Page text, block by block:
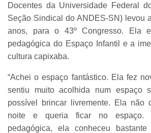
Docentes da Universidade Federal
Seção Sindical do ANDES-SN) levou
anos, para o 43º Congresso. Ela
pedagógica do Espaço Infantil e a
cultura capixaba.
“Achei o espaço fantástico. Ela fez
sentiu muito acolhida num espaço
possível brincar livremente. Ela não
noite e queria ficar no espaço.
pedagógica, ela conheceu